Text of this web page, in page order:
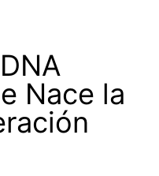
Nace la